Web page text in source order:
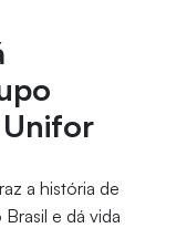
a história de
e dá vida